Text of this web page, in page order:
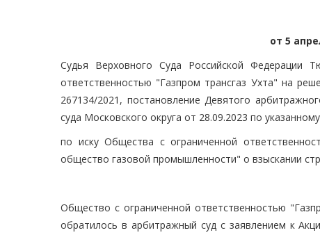
от 5
Судья Верховного Суда Российской Федерации
ответственностью "Газпром трансгаз Ухта" на
267134/2021, постановление Девятого
суда Московского округа от 28.09.2023 по
по иску Общества с ограниченной
общество газовой промышленности" о взыскании
Общество с ограниченной ответственностью
обратилось в арбитражный суд с заявлением к